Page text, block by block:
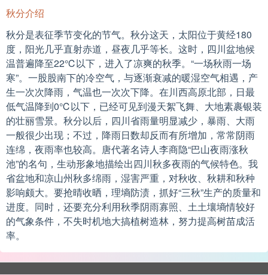
秋分介绍
秋分是表征季节变化的节气。秋分这天，太阳位于黄经180
度，阳光几乎直射赤道，昼夜几乎等长。这时，四川盆地候
温普遍降至22℃以下，进入了凉爽的秋季。“一场秋雨一场
寒”。一股股南下的冷空气，与逐渐衰减的暖湿空气相遇，产
生一次次降雨，气温也一次次下降。在川西高原北部，日最
低气温降到0℃以下，已经可见到漫天絮飞舞、大地素裹银装
的壮丽雪景。秋分以后，四川省雨量明显减少，暴雨、大雨
一般很少出现；不过，降雨日数却反而有所增加，常常阴雨
连绵，夜雨率也较高。唐代著名诗人李商隐“巴山夜雨涨秋
池”的名句，生动形象地描绘出四川秋多夜雨的气候特色。我
省盆地和凉山州秋多绵雨，湿害严重，对秋收、秋耕和秋种
影响颇大。要抢晴收晒，理墒防渍，抓好“三秋”生产的质量和
进度。同时，还要充分利用秋季阴雨寡照、土土壤墒情较好
的气象条件，不失时机地大搞植树造林，努力提高树苗成活
率。